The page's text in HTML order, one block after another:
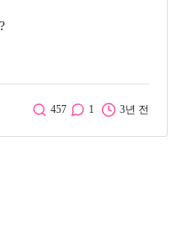
457 1 3년 전